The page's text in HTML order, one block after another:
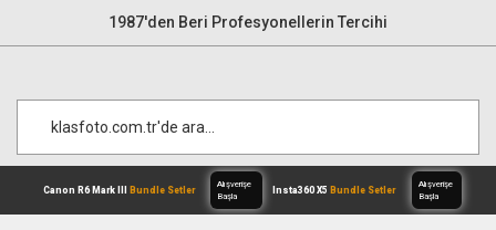
1987'den Beri Profesyonellerin Tercihi